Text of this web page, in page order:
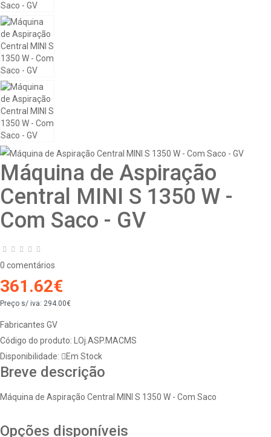
Máquina de Aspiração
Central MINI S 1350 W -
Com Saco - GV
0 comentários
361.62€
Preço s/ iva: 294.00€
Fabricantes GV
Código do produto: LOj.ASP.MACMS
Disponibilidade:
Em Stock
Breve descrição
Máquina de Aspiração Central MINI S 1350 W - Com Saco
Opções disponíveis